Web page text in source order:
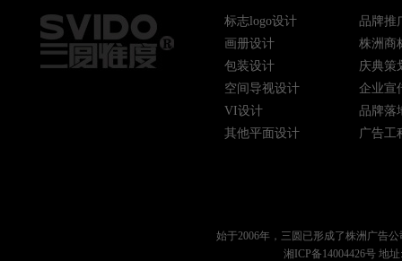
标志logo设计
画册设计
包装设计
空间导视设计
VI设计
其他平面设计
品牌推
株洲商
庆典策
企业宣
品牌落
广告工
始于2006年，三圆已形成了株洲广告公
湘ICP备14004426号 地